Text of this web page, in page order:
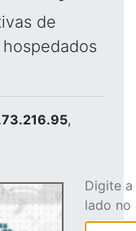
de
,
Digite
lado no